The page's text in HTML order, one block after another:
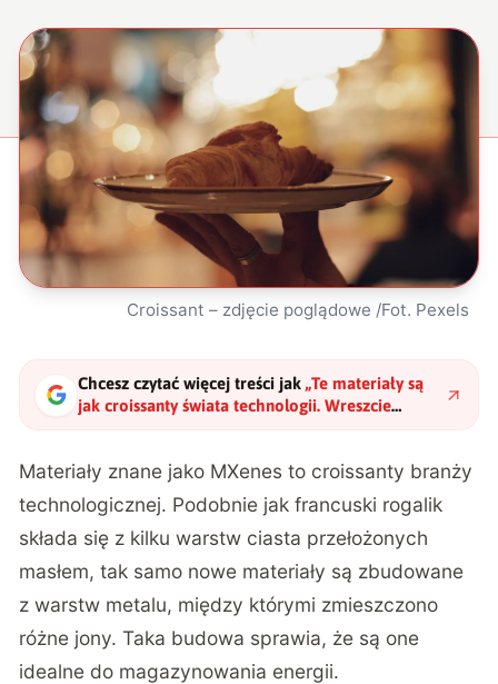
Croissant – zdjęcie poglądowe /Fot. Pexels
Chcesz czytać więcej treści jak „Te materiały są
jak croissanty świata technologii. Wreszcie
umiemy je wytwarzać"?
Materiały znane jako MXenes to croissanty branży
technologicznej. Podobnie jak francuski rogalik
składa się z kilku warstw ciasta przełożonych
masłem, tak samo nowe materiały są zbudowane
z warstw metalu, między którymi zmieszczono
różne jony. Taka budowa sprawia, że są one
idealne do magazynowania energii.